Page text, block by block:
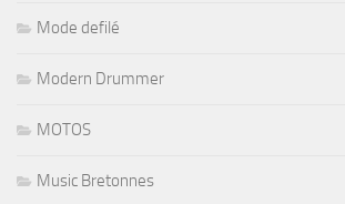
Mode defilé
Modern Drummer
MOTOS
Music Bretonnes